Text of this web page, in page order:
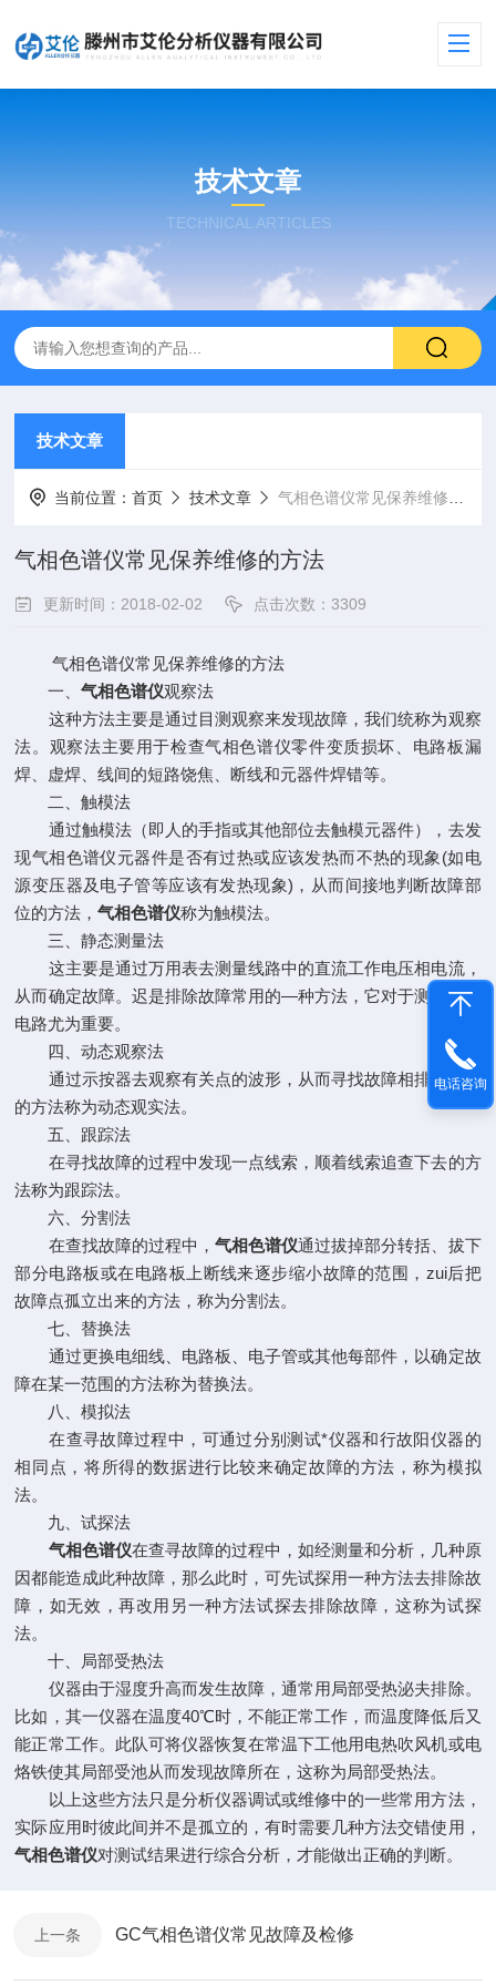
技术文章
TECHNICAL ARTICLES
技术文章
当前位置：首页 技术文章 气相色谱仪常见保养维修的方法
气相色谱仪常见保养维修的方法
更新时间：2018-02-02 点击次数：3309
气相色谱仪常见保养维修的方法
一、气相色谱仪观察法
这种方法主要是通过目测观察来发现故障，我们统称为观察
法。观察法主要用于检查气相色谱仪零件变质损坏、电路板漏
焊、虚焊、线间的短路饶焦、断线和元器件焊错等。
二、触模法
通过触模法（即人的手指或其他部位去触模元器件），去发
现气相色谱仪元器件是否有过热或应该发热而不热的现象(如电
源变压器及电子管等应该有发热现象)，从而间接地判断故障部
位的方法，气相色谱仪称为触模法。
三、静态测量法
这主要是通过万用表去测量线路中的直流工作电压相电流，
从而确定故障。迟是排除故障常用的—种方法，它对于测试线性
电路尤为重要。
四、动态观察法
通过示按器去观察有关点的波形，从而寻找故障相排除故障
的方法称为动态观实法。
五、跟踪法
在寻找故障的过程中发现一点线索，顺着线索追查下去的方
法称为跟踪法。
六、分割法
在查找故障的过程中， 气相色谱仪通过拔掉部分转括、拔下
部分电路板或在电路板上断线来逐步缩小故障的范围，zui后把
故障点孤立出来的方法，称为分割法。
七、替换法
通过更换电细线、电路板、电子管或其他每部件，以确定故
障在某一范围的方法称为替换法。
八、模拟法
在查寻故障过程中，可通过分别测试*仪器和行故阳仪器的
相同点，将所得的数据进行比较来确定故障的方法，称为模拟
法。
九、试探法
气相色谱仪在查寻故障的过程中，如经测量和分析，几种原
因都能造成此种故障，那么此时，可先试探用一种方法去排除故
障，如无效，再改用另一种方法试探去排除故障，这称为试探
法。
十、局部受热法
仪器由于湿度升高而发生故障，通常用局部受热泌夫排除。
比如，其一仪器在温度40℃时，不能正常工作，而温度降低后又
能正常工作。此队可将仪器恢复在常温下工他用电热吹风机或电
烙铁使其局部受池从而发现故障所在，这称为局部受热法。
以上这些方法只是分析仪器调试或维修中的一些常用方法，
实际应用时彼此间并不是孤立的，有时需要几种方法交错使用，
气相色谱仪对测试结果进行综合分析，才能做出正确的判断。
上一条 GC气相色谱仪常见故障及检修
电话咨询